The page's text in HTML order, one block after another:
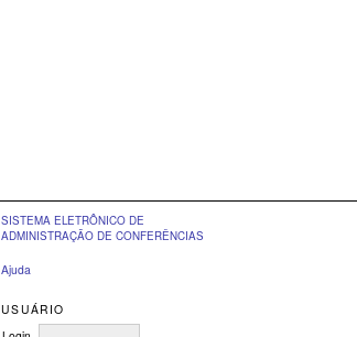
SISTEMA ELETRÔNICO DE
ADMINISTRAÇÃO DE CONFERÊNCIAS
Ajuda
USUÁRIO